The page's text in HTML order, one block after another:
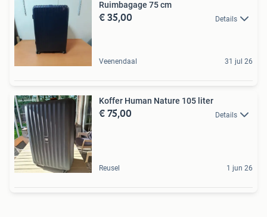
Ruimbagage 75 cm
€ 35,00 Details
Veenendaal 31 jul 26
Koffer Human Nature 105 liter
€ 75,00 Details
Reusel 1 jun 26